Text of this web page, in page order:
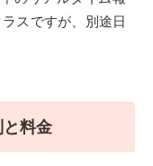
スですが、別途日
料金